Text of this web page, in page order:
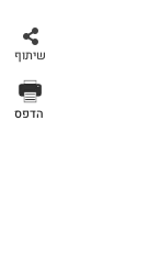
שיתוף
הדפס